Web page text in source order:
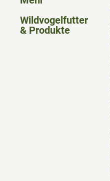
Wildvogelfutter
& Produkte